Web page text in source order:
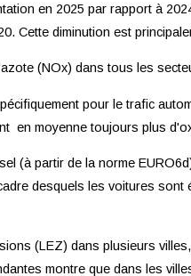
en 2025 par rapport à
Cette diminution est
(NOx) dans tous les
pour le trafic
en moyenne toujours plus
(à partir de la norme
desquels les voitures
(LEZ) dans plusieurs
montre que dans les